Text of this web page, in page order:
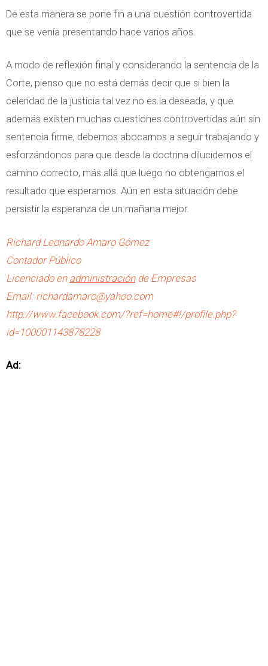
De esta manera se pone fin a una cuestión controvertida
que se venía presentando hace varios años.
A modo de reflexión final y considerando la sentencia de la
Corte, pienso que no está demás decir que si bien la
celeridad de la justicia tal vez no es la deseada, y que
además existen muchas cuestiones controvertidas aún sin
sentencia firme, debemos abocarnos a seguir trabajando y
esforzándonos para que desde la doctrina dilucidemos el
camino correcto, más allá que luego no obtengamos el
resultado que esperamos. Aún en esta situación debe
persistir la esperanza de un mañana mejor.
Richard Leonardo Amaro Gómez
Contador Público
Licenciado en administraciónde Empresas
Email: richardamaro@yahoo.com
http://www.facebook.com/?ref=home#!/profile.php?
id=100001143878228
Ad: